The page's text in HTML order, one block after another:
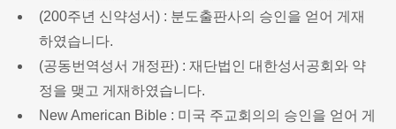
(200주년 신약성서) : 분도출판사의 승인을 얻어 게재
하였습니다.
(공동번역성서 개정판) : 재단법인 대한성서공회와 약
정을 맺고 게재하였습니다.
New American Bible : 미국 주교회의의 승인을 얻어 게